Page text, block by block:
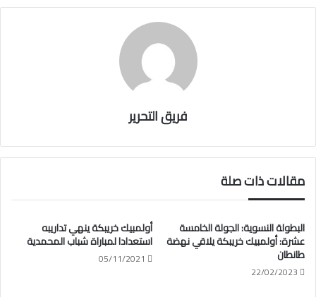
فريق التحرير
مقالات ذات صلة
البطولة النسوية: الجولة الخامسة
عشرة: أولمبيك خريبكة يلاقي نهضة
طانطان
22/02/2023
أولمبيك خريبكة ينهي تداريبه
استعدادا لمباراة شباب المحمدية
05/11/2021